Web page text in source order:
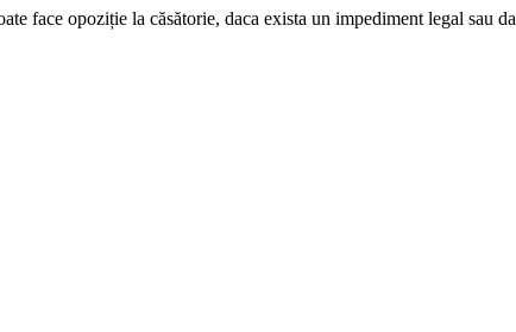
face opoziție la căsătorie, daca exista un impediment legal sau